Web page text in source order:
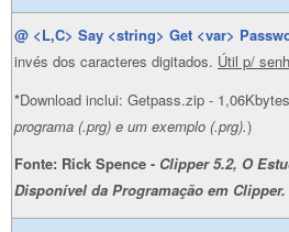
@ <L,C> Say <string> Get <var>
invés dos caracteres digitados. Útil p/
*Download inclui: Getpass.zip -
programa (.prg) e um exemplo (.prg).)
Fonte: Rick Spence - Clipper 5.2, O
Disponível da Programação em Clipper.